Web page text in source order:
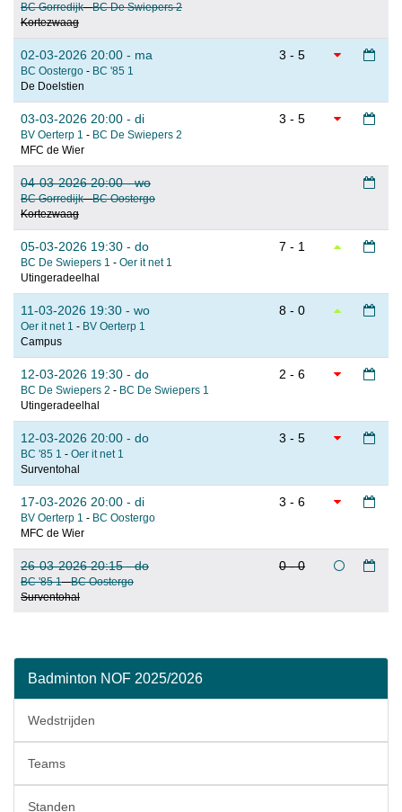
BC Gorredijk-BC De Swiepers 2
Kortezwaag
02-03-2026 20:00 - ma
BC Oostergo - BC '85 1
De Doelstien
3 - 5
03-03-2026 20:00 - di
BV Oerterp 1 - BC De Swiepers 2
MFC de Wier
3 - 5
04-03-2026 20:00 - wo
BC Gorredijk-BC Oostergo
Kortezwaag
05-03-2026 19:30 - do
BC De Swiepers 1 - Oer it net 1
Utingeradeelhal
7 - 1
11-03-2026 19:30 - wo
Oer it net 1 - BV Oerterp 1
Campus
8 - 0
12-03-2026 19:30 - do
BC De Swiepers 2 - BC De Swiepers 1
Utingeradeelhal
2 - 6
12-03-2026 20:00 - do
BC '85 1 - Oer it net 1
Surventohal
3 - 5
17-03-2026 20:00 - di
BV Oerterp 1 - BC Oostergo
MFC de Wier
3 - 6
26-03-2026 20:15 - do
BC '85 1-BC Oostergo
Surventohal
0 - 0
Badminton NOF 2025/2026
Wedstrijden
Teams
Standen